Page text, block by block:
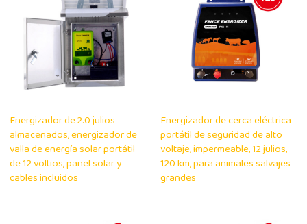
Energizador de 2.0 julios
almacenados, energizador de
valla de energía solar portátil
de 12 voltios, panel solar y
cables incluidos
Energizador de cerca eléctrica
portátil de seguridad de alto
voltaje, impermeable, 12 julios,
120 km, para animales salvajes
grandes